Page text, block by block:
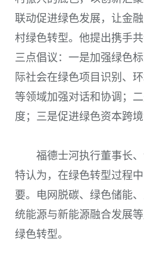
联动促进绿色发展，让金
村绿色转型。他提出携手
三点倡议：一是加强绿色
际社会在绿色项目识别、
等领域加强对话和协调；
度；三是促进绿色资本跨境
福德士河执行董事长
特认为，在绿色转型过程
要。电网脱碳、绿色储能
统能源与新能源融合发展
绿色转型。